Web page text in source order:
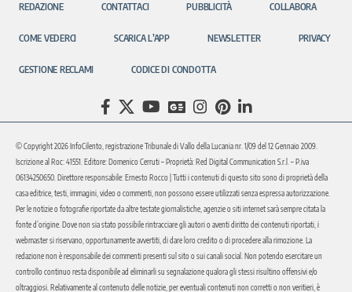
REDAZIONE CONTATTACI PUBBLICITÀ COLLABORA
COME VEDERCI SCARICA L’APP NEWSLETTER PRIVACY
GESTIONE RECLAMI CODICE DI CONDOTTA
© Copyright 2026 InfoCilento, registrazione Tribunale di Vallo della Lucania nr. 1/09 del 12 Gennaio 2009.
Iscrizione al Roc: 41551. Editore: Domenico Cerruti – Proprietà: Red Digital Communication S.r.l. – P.iva
06134250650. Direttore responsabile: Ernesto Rocco | Tutti i contenuti di questo sito sono di proprietà della
casa editrice, testi, immagini, video o commenti, non possono essere utilizzati senza espressa autorizzazione.
Per le notizie o fotografie riportate da altre testate giornalistiche, agenzie o siti internet sarà sempre citata la
fonte d’origine. Dove non sia stato possibile rintracciare gli autori o aventi diritto dei contenuti riportati, i
webmaster si riservano, opportunamente avvertiti, di dare loro credito o di procedere alla rimozione. La
redazione non è responsabile dei commenti presenti sul sito o sui canali social. Non potendo esercitare un
controllo continuo resta disponibile ad eliminarli su segnalazione qualora gli stessi risultino offensivi e/o
oltraggiosi. Relativamente al contenuto delle notizie, per eventuali contenuti non corretti o non veritieri, è